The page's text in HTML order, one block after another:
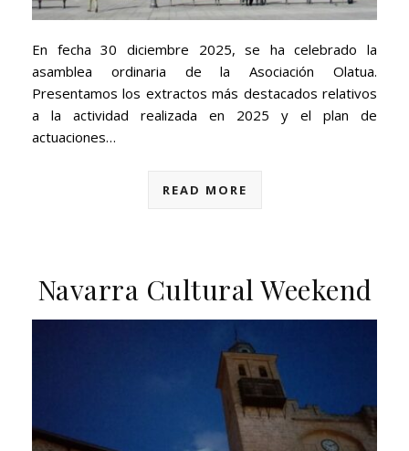
En fecha 30 diciembre 2025, se ha celebrado la
asamblea ordinaria de la Asociación Olatua.
Presentamos los extractos más destacados relativos
a la actividad realizada en 2025 y el plan de
actuaciones…
READ MORE
Navarra Cultural Weekend